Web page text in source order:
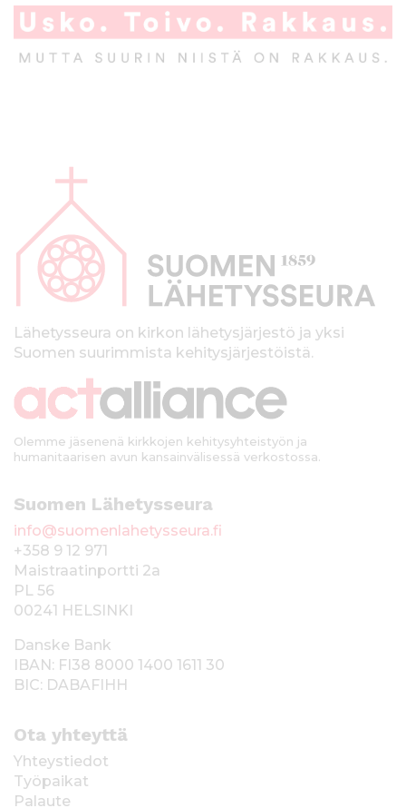
p
kLähetysseura on kirkon lähetysjärjestö ja yksi
Suomen suurimmista kehitysjärjestöistä.
Olemme jäsenenä kirkkojen kehitysyhteistyön ja
humanitaarisen avun kansainvälisessä verkostossa.
Suomen Lähetysseura
info@suomenlahetysseura.fi
+358 9 12 971
Maistraatinportti 2a
PL 56
00241 HELSINKI
Danske Bank
IBAN: FI38 8000 1400 1611 30
BIC: DABAFIHH
Ota yhteyttä
Yhteystiedot
Työpaikat
Palaute